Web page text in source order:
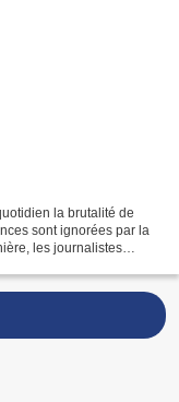
la brutalité de
sont ignorées par la
les journalistes